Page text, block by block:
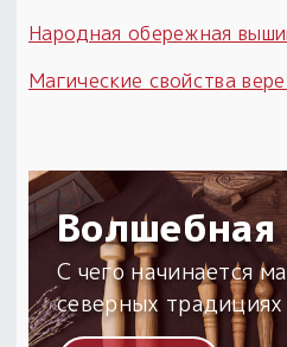
Народная обережная
Магические свойства
Волшебная
С чего начинается
северных традициях